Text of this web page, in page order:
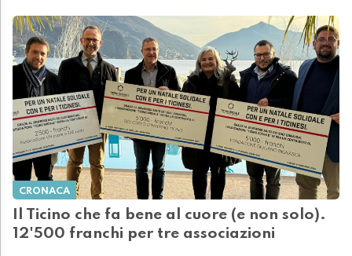
CRONACA
Il Ticino che fa bene al cuore (e non solo).
12'500 franchi per tre associazioni